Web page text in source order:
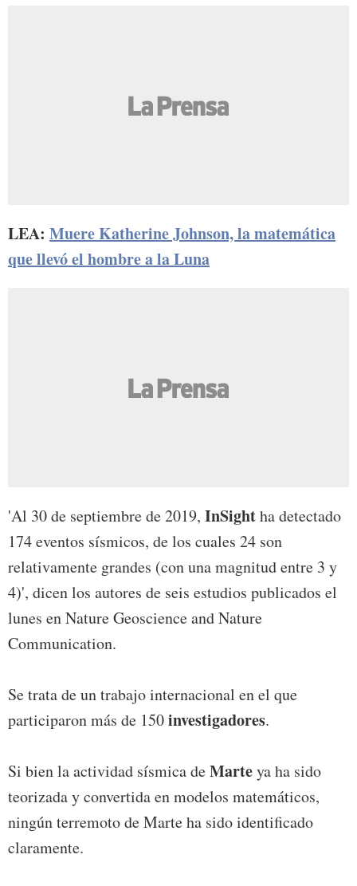
LEA: Muere Katherine Johnson, la matemática
que llevó el hombre a la Luna
'Al 30 de septiembre de 2019, InSightha detectado
174 eventos sísmicos, de los cuales 24 son
relativamente grandes (con una magnitud entre 3 y
4)', dicen los autores de seis estudios publicados el
lunes en Nature Geoscience and Nature
Communication.
Se trata de un trabajo internacional en el que
participaron más de 150investigadores.
Si bien la actividad sísmica deMarteya ha sido
teorizada y convertida en modelos matemáticos,
ningún terremoto de Marte ha sido identificado
claramente.